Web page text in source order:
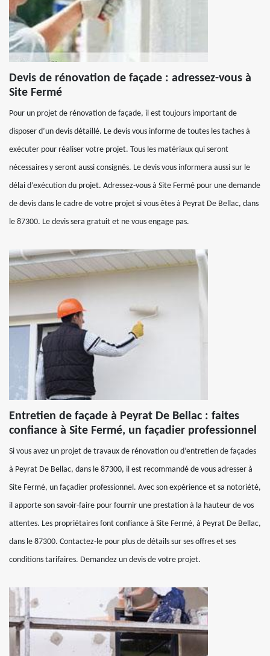
Devis de rénovation de façade : adressez-vous à
Site Fermé
Pour un projet de rénovation de façade, il est toujours important de
disposer d’un devis détaillé. Le devis vous informe de toutes les taches à
exécuter pour réaliser votre projet. Tous les matériaux qui seront
nécessaires y seront aussi consignés. Le devis vous informera aussi sur le
délai d’exécution du projet. Adressez-vous à Site Fermé pour une demande
de devis dans le cadre de votre projet si vous êtes à Peyrat De Bellac, dans
le 87300. Le devis sera gratuit et ne vous engage pas.
Entretien de façade à Peyrat De Bellac : faites
confiance à Site Fermé, un façadier professionnel
Si vous avez un projet de travaux de rénovation ou d’entretien de façades
à Peyrat De Bellac, dans le 87300, il est recommandé de vous adresser à
Site Fermé, un façadier professionnel. Avec son expérience et sa notoriété,
il apporte son savoir-faire pour fournir une prestation à la hauteur de vos
attentes. Les propriétaires font confiance à Site Fermé, à Peyrat De Bellac,
dans le 87300. Contactez-le pour plus de détails sur ses offres et ses
conditions tarifaires. Demandez un devis de votre projet.